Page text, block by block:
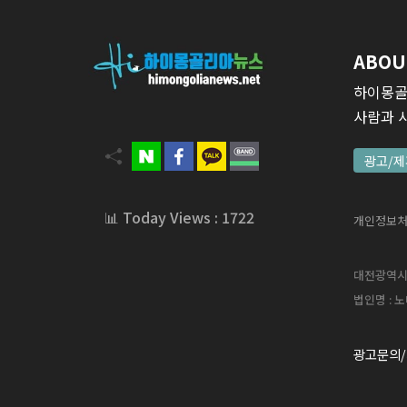
📊 Today Views : 1722
하이몽
사람과
광고/
개인정보
대전광역
법인명 :
광고문의